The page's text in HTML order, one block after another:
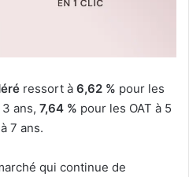
ressort à 6,62 % pour les
ans, 7,64 % pour les OAT à 5
7 ans.
qui continue de